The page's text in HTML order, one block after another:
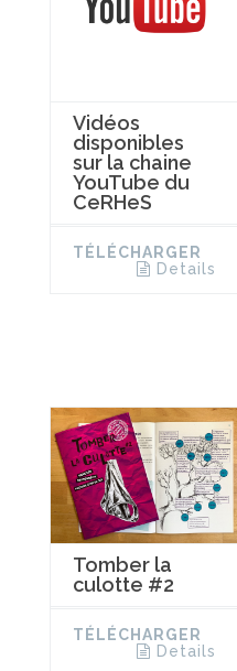
Vidéos
disponibles
sur la chaine
YouTube du
CeRHeS
TÉLÉCHARGER
Details
Tomber la
culotte #2
TÉLÉCHARGER
Details